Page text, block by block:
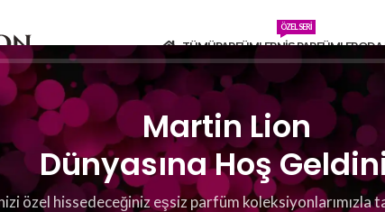
Martin Lion
Dünyasına Hoş
özel hissedeceğiniz eşsiz parfüm koleksiyonlarımızla
TÜMÜPARFÜMLERNIŞ PARFÜMLER
ÖZEL SERI
ODA
Sayfa 2
14 sonuçtan 13-14 arası gösteriliyor